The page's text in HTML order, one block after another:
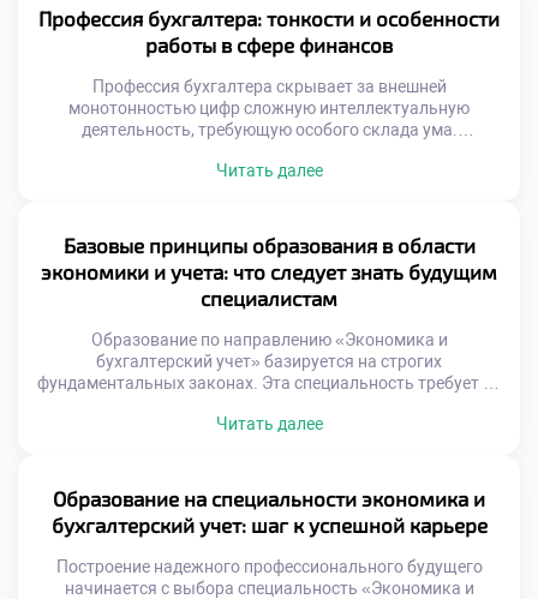
данного направления открывает доступ к профессиям,
определяющим здоровье любого предприятия.
Специалист здесь […]
Профессия бухгалтера: тонкости и особенности
работы в сфере финансов
Профессия бухгалтера скрывает за внешней
монотонностью цифр сложную интеллектуальную
деятельность, требующую особого склада ума.
готовит специалистов, способных видеть за сухими
хозяйственных фактов. Особенности работы
заключаются не столько в вычислениях, сколько в
поддержании порядка в хаосе операций. Специалист
выступает […]
Читать далее
Базовые принципы образования в области
экономики и учета: что следует знать будущим
специалистам
Образование по направлению «Экономика и
бухгалтерский учет» базируется на строгих
фундаментальных законах. Эта специальность требует от
эксперт обязан понимать логику финансовых потоков
процессов предприятия. Только так формируется
настоящее профессиональное мастерство выпускника.
Знание принципов отличает специалиста от простого […]
Читать далее
Образование на специальности экономика и
бухгалтерский учет: шаг к успешной карьере
Построение надежного профессионального будущего
начинается с выбора специальность «Экономика и